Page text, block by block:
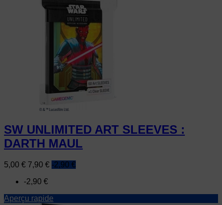
SW UNLIMITED ART SLEEVES :
DARTH MAUL
Prix
5,00 € Prix
base
7,90 € -2,90 €
-2,90 €
Aperçu rapide